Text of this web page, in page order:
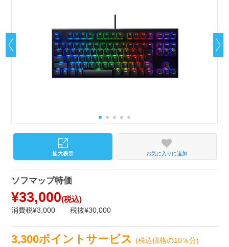
お気に入りに追加
ソフマップ特価
¥33,000(税込)
消費税¥3,000 税抜¥30,000
3,300ポイントサービス(税込価格の10％分)